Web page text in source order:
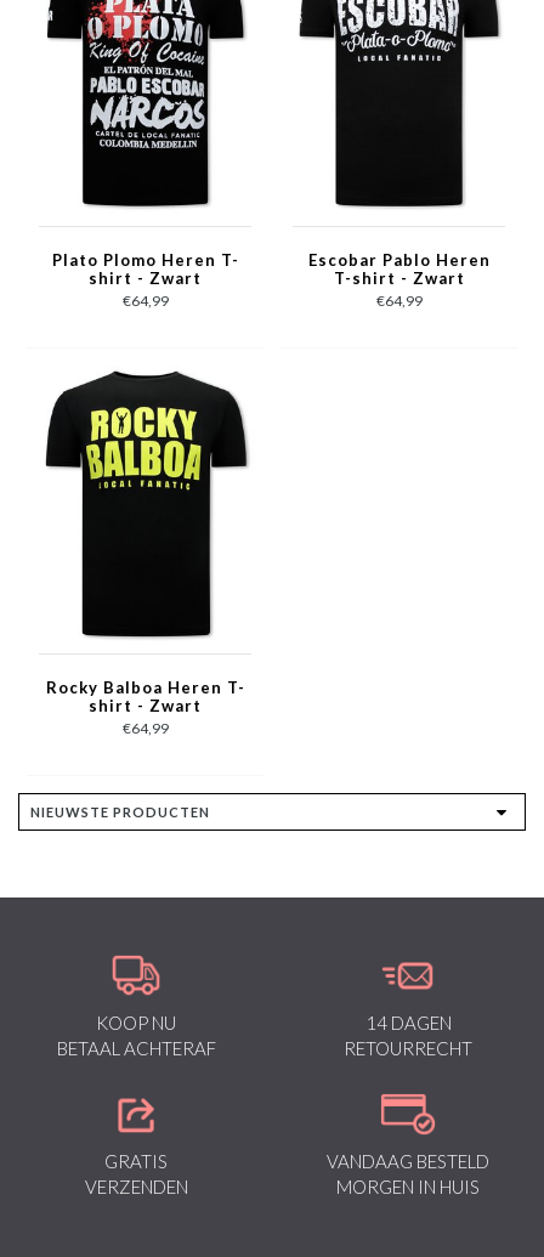
Plato Plomo Heren T-
shirt - Zwart
€64,99
Escobar Pablo Heren
T-shirt - Zwart
€64,99
Rocky Balboa Heren T-
shirt - Zwart
€64,99
KOOP NU
BETAAL ACHTERAF
14 DAGEN
RETOURRECHT
GRATIS
VERZENDEN
VANDAAG BESTELD
MORGEN IN HUIS